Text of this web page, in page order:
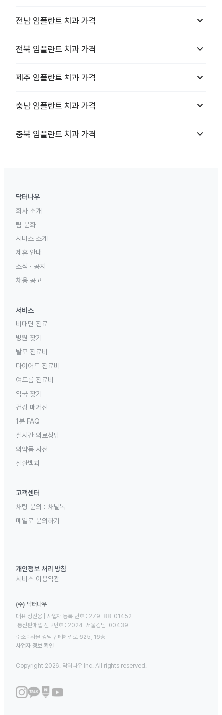
전남 임플란트 치과 가격 keyboard_arrow_down
전북 임플란트 치과 가격 keyboard_arrow_down
제주 임플란트 치과 가격 keyboard_arrow_down
충남 임플란트 치과 가격 keyboard_arrow_down
충북 임플란트 치과 가격 keyboard_arrow_down
닥터나우
회사 소개
팀 문화
서비스 소개
제휴 안내
소식 · 공지
채용 공고
서비스
비대면 진료
병원 찾기
탈모 진료비
다이어트 진료비
여드름 진료비
약국 찾기
건강 매거진
1분 FAQ
실시간 의료상담
의약품 사전
질환백과
고객센터
채팅 문의 : 채널톡
메일로 문의하기
개인정보 처리 방침
서비스 이용약관
(주) 닥터나우
대표 정진웅 | 사업자 등록 번호 : 279-88-01452
통신판매업 신고번호 : 2024-서울강남-00439
주소 : 서울 강남구 테헤란로 625, 16층
사업자 정보 확인
Copyright 2026. 닥터나우 Inc. All rights reserved.